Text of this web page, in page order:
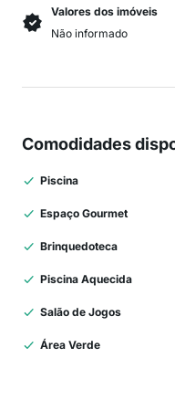
Valores dos imóveis
Não informado
Comodidades
Piscina
Espaço Gourmet
Brinquedoteca
Piscina Aquecida
Salão de Jogos
Área Verde